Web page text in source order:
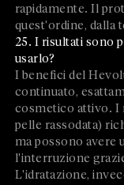
rapidamente. Il
quest'ordine, dalla
25. I risultati sono
usarlo?
I benefici del
continuato,
cosmetico attivo. I
pelle rassodata)
ma possono avere
l'interruzione
L'idratazione,